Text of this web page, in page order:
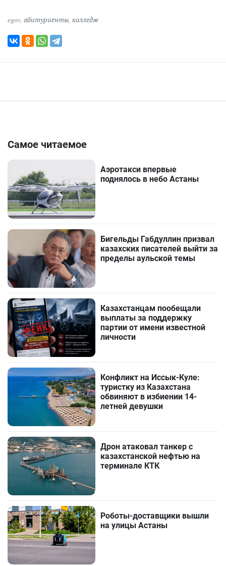
egov, абитуриенты, колледж
Самое читаемое
Аэротакси впервые
поднялось в небо Астаны
Бигельды Габдуллин призвал
казахских писателей выйти за
пределы аульской темы
Казахстанцам пообещали
выплаты за поддержку
партии от имени известной
личности
Конфликт на Иссык-Куле:
туристку из Казахстана
обвиняют в избиении 14-
летней девушки
Дрон атаковал танкер с
казахстанской нефтью на
терминале КТК
Роботы-доставщики вышли
на улицы Астаны